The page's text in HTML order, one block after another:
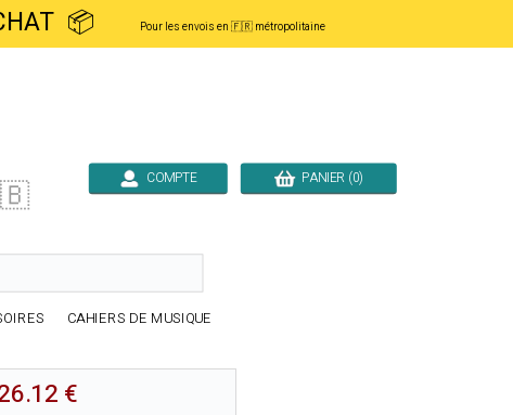
📦 Pour les envois en 🇫🇷 métropolitaine
COMPTE PANIER (0)
CAHIERS DE MUSIQUE
€